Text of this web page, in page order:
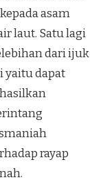
asam
laut. Satu lagi
dari ijuk
yaitu dapat
rayap